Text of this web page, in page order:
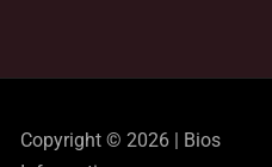
Copyright © 2026 | Bios